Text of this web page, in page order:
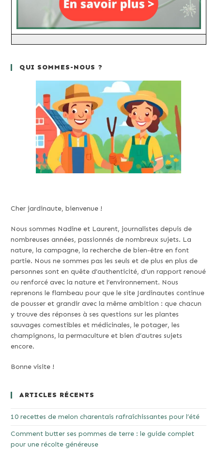
QUI SOMMES-NOUS ?
Cher jardinaute, bienvenue !
Nous sommes Nadine et Laurent, journalistes depuis de
nombreuses années, passionnés de nombreux sujets. La
nature, la campagne, la recherche de bien-être en font
partie. Nous ne sommes pas les seuls et de plus en plus de
personnes sont en quête d’authenticité, d’un rapport renoué
ou renforcé avec la nature et l’environnement. Nous
reprenons le flambeau pour que le site Jardinautes continue
de pousser et grandir avec la même ambition : que chacun
y trouve des réponses à ses questions sur les plantes
sauvages comestibles et médicinales, le potager, les
champignons, la permaculture et bien d’autres sujets
encore.
Bonne visite !
ARTICLES RÉCENTS
10 recettes de melon charentais rafraîchissantes pour l’été
Comment butter ses pommes de terre : le guide complet
pour une récolte généreuse